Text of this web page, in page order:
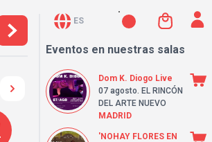
ES
Eventos en nuestras salas
Dom K. Diogo Live
07 agosto. EL RINCÓN
DEL ARTE NUEVO
MADRID
'NOHAY FLORES EN